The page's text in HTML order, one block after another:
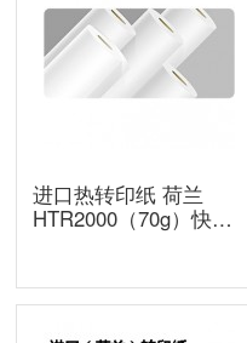
进口热转印纸 荷兰
HTR2000（70g）快印